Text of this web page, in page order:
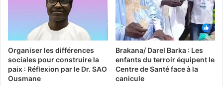
Organiser les différences
sociales pour construire la
paix : Réflexion par le Dr. SAO
Ousmane
Brakana/ Darel Barka : Les
enfants du terroir équipent le
Centre de Santé face à la
canicule